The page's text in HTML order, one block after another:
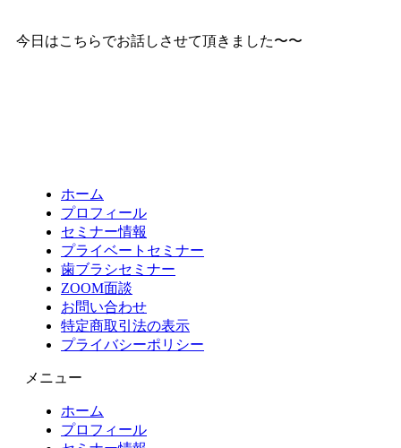
今日はこちらでお話しさせて頂きました〜〜
ホーム
プロフィール
セミナー情報
プライベートセミナー
歯ブラシセミナー
ZOOM面談
お問い合わせ
特定商取引法の表示
プライバシーポリシー
メニュー
ホーム
プロフィール